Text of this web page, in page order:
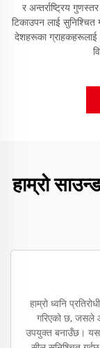
र अन्तर्राष्ट्रिय
टिकाउपन लाई सुनिश्चित
देशहरूका ग्राहकहरूलाई
हाम्रो
हाम्रो ध्वनि
गरिएको छ, जसले
उपयुक्त बनाउँछ।